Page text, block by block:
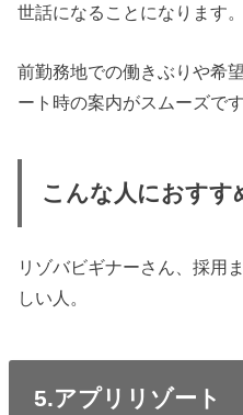
世話になることになります。
前勤務地での働きぶりや希
ート時の案内がスムーズです
こんな人におすす
リゾバビギナーさん、採用
しい人。
5.アプリリゾート